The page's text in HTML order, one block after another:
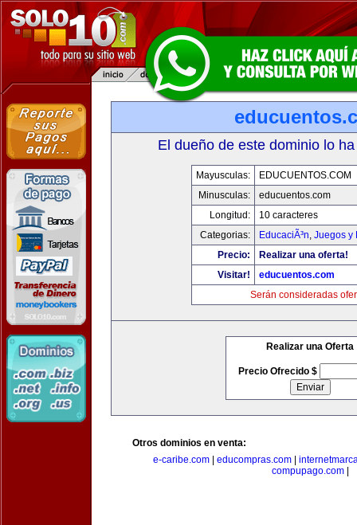
El dueño de este dominio lo
Mayusculas:
EDUCUENTOS.COM
Minusculas:
educuentos.com
Longitud:
10 caracteres
Categorias:
EducaciÃ³n, Juegos y
Precio:
Realizar una oferta!
Visitar!
educuentos.com
Serán consideradas
Realizar una Oferta
Precio Ofrecido $
Otros dominios en venta:
e-caribe.com| educompras.com|
compupago.com|